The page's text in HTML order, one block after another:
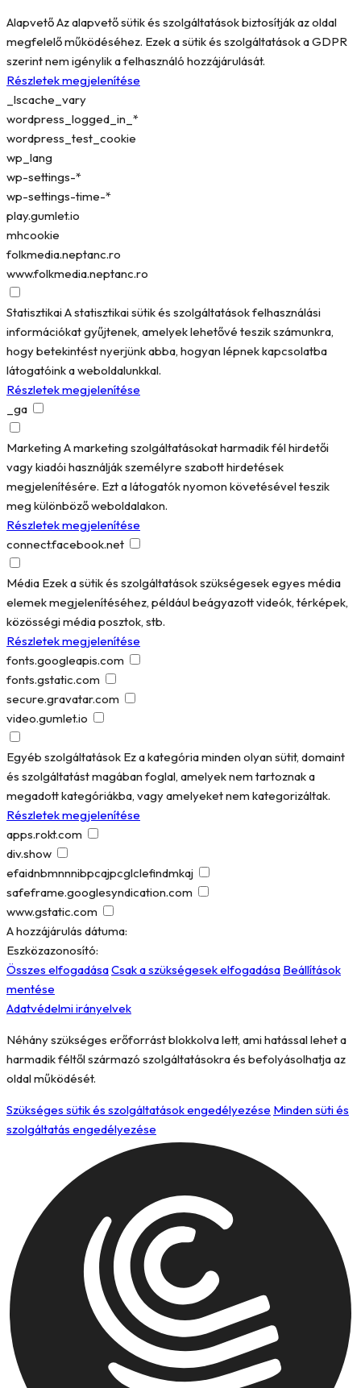
AlapvetőAz alapvető sütik és szolgáltatások biztosítják az oldal
megfelelő működéséhez. Ezek a sütik és szolgáltatások a GDPR
szerint nem igénylik a felhasználó hozzájárulását.
Részletek megjelenítése
_lscache_vary
wordpress_logged_in_*
wordpress_test_cookie
wp_lang
wp-settings-*
wp-settings-time-*
play.gumlet.io
mhcookie
folkmedia.neptanc.ro
www.folkmedia.neptanc.ro
StatisztikaiA statisztikai sütik és szolgáltatások felhasználási
információkat gyűjtenek, amelyek lehetővé teszik számunkra,
hogy betekintést nyerjünk abba, hogyan lépnek kapcsolatba
látogatóink a weboldalunkkal.
Részletek megjelenítése
_ga
Marketing A marketing szolgáltatásokat harmadik fél hirdetői
vagy kiadói használják személyre szabott hirdetések
megjelenítésére. Ezt a látogatók nyomon követésével teszik
meg különböző weboldalakon.
Részletek megjelenítése
connect.facebook.net
Média Ezek a sütik és szolgáltatások szükségesek egyes média
elemek megjelenítéséhez, például beágyazott videók, térképek,
közösségi média posztok, stb.
Részletek megjelenítése
fonts.googleapis.com
fonts.gstatic.com
secure.gravatar.com
video.gumlet.io
Egyéb szolgáltatások Ez a kategória minden olyan sütit, domaint
és szolgáltatást magában foglal, amelyek nem tartoznak a
megadott kategóriákba, vagy amelyeket nem kategorizáltak.
Részletek megjelenítése
apps.rokt.com
div.show
efaidnbmnnnibpcajpcglclefindmkaj
safeframe.googlesyndication.com
www.gstatic.com
A hozzájárulás dátuma:
Eszközazonosító:
Összes elfogadásaCsak a szükségesek elfogadása Beállítások
mentése
Adatvédelmi irányelvek
Néhány szükséges erőforrást blokkolva lett, ami hatással lehet a
harmadik féltől származó szolgáltatásokra és befolyásolhatja az
oldal működését.
Szükséges sütik és szolgáltatások engedélyezése Minden süti és
szolgáltatás engedélyezése